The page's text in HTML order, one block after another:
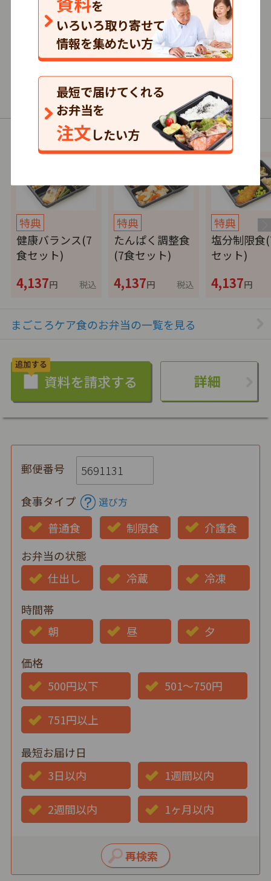
を
いろいろ取り寄せて
情報を集めたい方
最短で届けてくれる
お弁当を
注文したい方
口コミ132
591円～/1食
まとめて注文
普通食・制限食
以下の商品（コース）があります。
特典
健康バランス(7
食セット)
4,137円 税込
特典
たんぱく調整食
(7食セット)
4,137円 税込
特典
塩分制限食
セット)
4,137円
まごころケア食のお弁当の一覧を見る
詳細
郵便番号
食事タイプ 選び方
普通食 制限食
介護食
お弁当の状態
仕出し
冷蔵
冷凍
時間帯
朝
昼
夕
価格
500円以下
501～750円
751円以上
最短お届け日
3日以内
1週間以内
2週間以内 1ヶ月以内